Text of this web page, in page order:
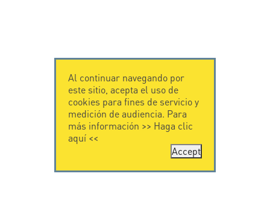
Al continuar navegando por
este sitio, acepta el uso de
cookies para fines de servicio y
medición de audiencia. Para
más información >> Haga clic
aquí<<
Accept